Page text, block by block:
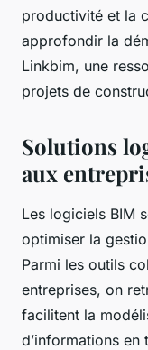
productivité et la
approfondir la
Linkbim, une
projets de
Solutions
aux
Les logiciels BIM
optimiser la
Parmi les outils
entreprises, on
facilitent la
d’informations